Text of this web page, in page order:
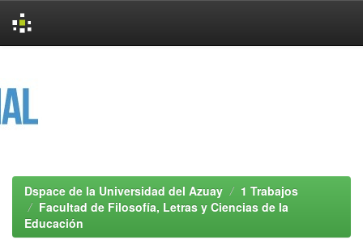
Dspace de la Universidad del Azuay
1 Trabajos
Facultad de Filosofía, Letras y Ciencias de la
Educación